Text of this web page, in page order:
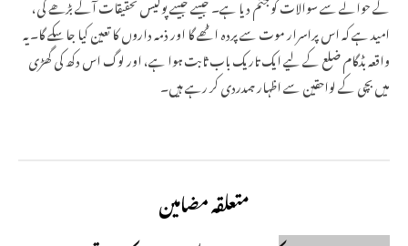
امید ہے کہ اس پراسرار موت سے پردہ اٹھے گا اور ذمہ داروں کا تعین کیا جاسکے گا۔ یہ
واقعہ بڈگام ضلع کے لیے ایک تاریک باب ثابت ہوا ہے، اور لوگ اس دکھ کی گھڑی
میں بچی کے لواحقین سے اظہار ہمدردی کر رہے ہیں۔
متعلقہ مضامین